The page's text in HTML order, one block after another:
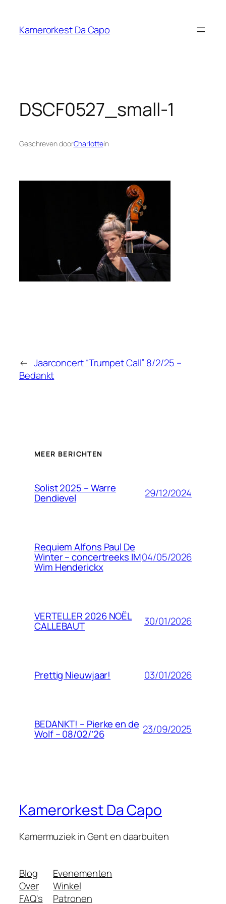
Kamerorkest Da Capo
DSCF0527_small-1
Geschreven doorCharlottein
← Jaarconcert “Trumpet Call” 8/2/25 –
Bedankt
MEER BERICHTEN
Solist 2025 – Warre
Dendievel 29/12/2024
Requiem Alfons Paul De
Winter – concertreeks IM
Wim Henderickx
04/05/2026
VERTELLER 2026 NOËL
CALLEBAUT 30/01/2026
Prettig Nieuwjaar! 03/01/2026
BEDANKT! – Pierke en de
Wolf – 08/02/’26 23/09/2025
Kamerorkest Da Capo
Kamermuziek in Gent en daarbuiten
Blog
Over
FAQ's
Evenementen
Winkel
Patronen